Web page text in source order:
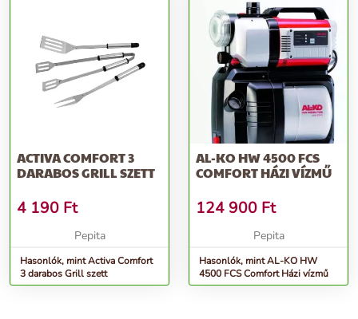
ACTIVA COMFORT 3
DARABOS GRILL SZETT
4 190 Ft
Pepita
Hasonlók, mint Activa Comfort
3 darabos Grill szett
AL-KO HW 4500 FCS
COMFORT HÁZI VÍZMŰ
124 900 Ft
Pepita
Hasonlók, mint AL-KO HW
4500 FCS Comfort Házi vízmű